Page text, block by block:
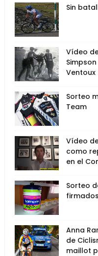
Sin
Vídeo
Ventoux
Sorteo
Team
Vídeo
como
en el
Sorteo
Anna
de
maillot